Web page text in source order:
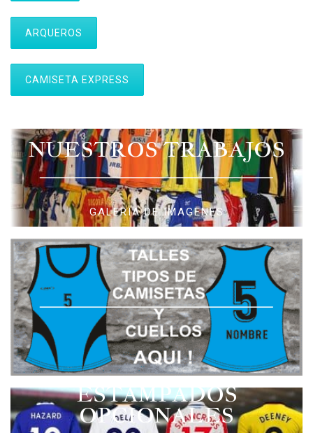
ARQUEROS
CAMISETA EXPRESS
NUESTROS TRABAJOS
GALERIA DE IMAGENES
ESTAMPADOS
OPCIONALES